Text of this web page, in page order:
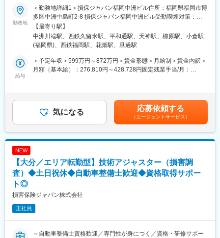
環境です。
・誰しもが慣れない交通事故の状況下で、事故を解決に導き、保
険金という形でお客様に貢献できるお仕事です。
・事故解決のプロフェッショナルとして活躍できるよう、入社か
らその後も、さまざまな力を身につけ、磨き、高め続けられる環
境が整っています。
・年間休日120日（土日祝）／所定労働時間09:00～17:00とワー
クライフバランスの取りやすい環境です。
■ご参考：技術アジャスターについて／社員インタビュー等も載っ
sp/adjuster/img/adjuster.pdf
変更の範囲：会社の定める業務
入社後は技術アジャスター資格取得後、保険金サービス部門で、
自動車の損害調査・示談交渉をお任せします。
■職務詳細：
１．自動車損害調査
整備工場と修理範囲や修理計画・金額に関する折衝を行います。
また、事故の事案担当者へ自動車調査結果に関する情報提供を行
い、スムーズな解決に向けて支援を行います。
２．示談交渉
事故の関係者へのヒアリングや、事故発生現場の計測調査、事故
■育成体制：
技術アジャスター資格取得に向けて、自動車工学や関係法令、自
動車損害の適正評価等、専門知識を集合研修と実務研修（配属先
会社としての研修だけでなく、先輩社員から勉強会やアドバイス
をいただきながら、切磋琢磨できる環境です。
ー職や管理職への昇進の道が開けています。また、専門的な知識
を深めるための研修制度や資格取得支援制度も充実しており、自
■魅力：
勤務地
＜勤務地詳細1＞損保ジャパン福岡中洲ビル住所：福岡県福岡市博
多区中洲中島町2-8 損保ジャパン福岡中洲ビル受動喫煙対策：屋
内全面禁煙＜勤務地詳細2＞フラッグ久留米イースト住所：福岡県
久留米市天神町１－６ フラッグ久留米イースト受動喫煙対策：屋
内全面禁煙＜勤務地詳細3＞損保ジャパン北九州ビル住所：福岡県
本 小倉線／小倉駅受動喫煙対策：屋内全面禁煙変更の範囲：会社
の定める事業所（リモートワーク含む）
【最寄り駅】
中洲川端駅、西鉄久留米駅、平和通駅、天神駅、櫛原駅、小倉駅
(福岡県)、西鉄福岡駅、花畑駅、旦過駅
給与
＜予定年収＞599万円～872万円＜賃金形態＞月給制＜賃金内訳＞
月額（基本給）：276,810円～428,728円固定残業手当/月：
賞与：年2回（会社業績、評価による）■昇給：あり※賃金はあく
までも目安の金額であり、選考を通じて上下する可能性がありま
す。※各種手当てを規程に従い支給※技術アジャスター資格保有者
は優遇します。※超過した時間外労働の残業時間代は追加支給賃金
はあくまでも目安の金額であり、選考を通じて上下する可能性が
気になる 応募依頼する
（エージェントサービス）
NEW
【大分／エリア転勤型】技術アジャスター（損害調
査）◆土日祝休◆自動車整備士歓迎◆資格取得サポー
ト◎
損害保険ジャパン株式会社
正社員
～自動車整備士資格歓迎／専門性が身につく／資格・研修サポー